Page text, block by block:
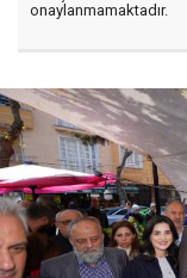
onaylanmamaktadır.